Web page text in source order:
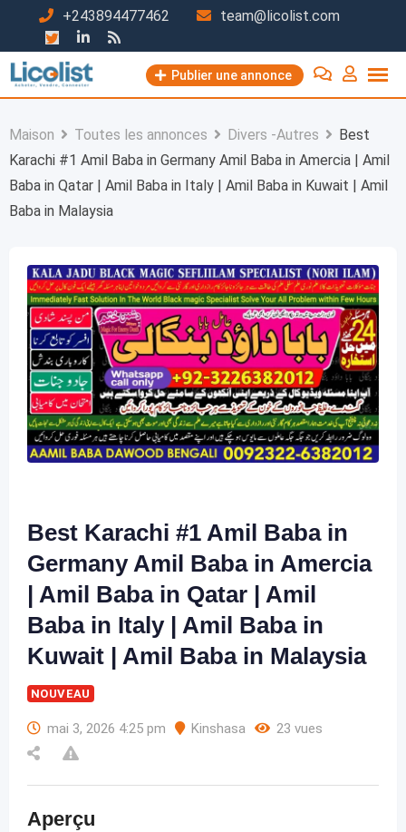
contenu
+243894477462 team@licolist.com
Publier une annonce
Maison Toutes les annonces Divers -Autres
Best
Karachi #1 Amil Baba in Germany Amil Baba in Amercia | Amil
Baba in Qatar | Amil Baba in Italy | Amil Baba in Kuwait | Amil
Baba in Malaysia
Best Karachi #1 Amil Baba in
Germany Amil Baba in Amercia
| Amil Baba in Qatar | Amil
Baba in Italy | Amil Baba in
Kuwait | Amil Baba in Malaysia
NOUVEAU
mai 3, 2026 4:25 pm Kinshasa 23 vues
Aperçu